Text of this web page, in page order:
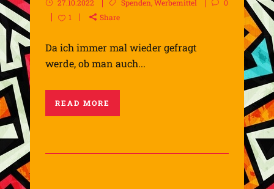
27.10.2022 Spenden,Werbemittel
0
1
Share
Da ich immer mal wieder gefragt
werde, ob man auch...
READ MORE